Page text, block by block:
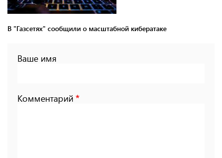
В "Газсетях" сообщили о масштабной кибератаке
Ваше имя
Комментарий